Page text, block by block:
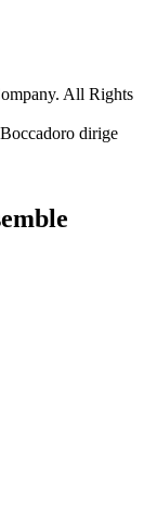
All Rights
dirige